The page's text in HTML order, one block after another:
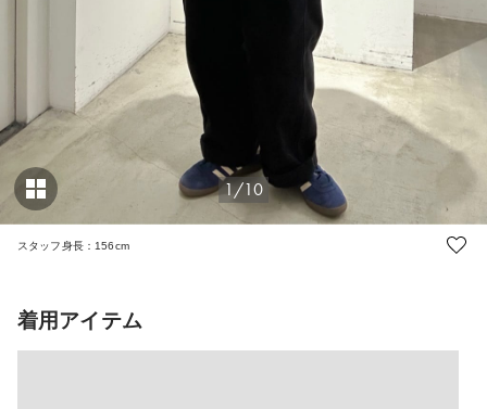
1/10
スタッフ身長：156cm
着用アイテム